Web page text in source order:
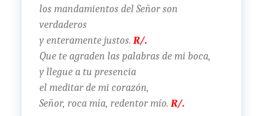
los mandamientos del Señor son
verdaderos
y enteramente justos. R/.
Que te agraden las palabras de mi boca,
y llegue a tu presencia
el meditar de mi corazón,
Señor, roca mía, redentor mío. R/.